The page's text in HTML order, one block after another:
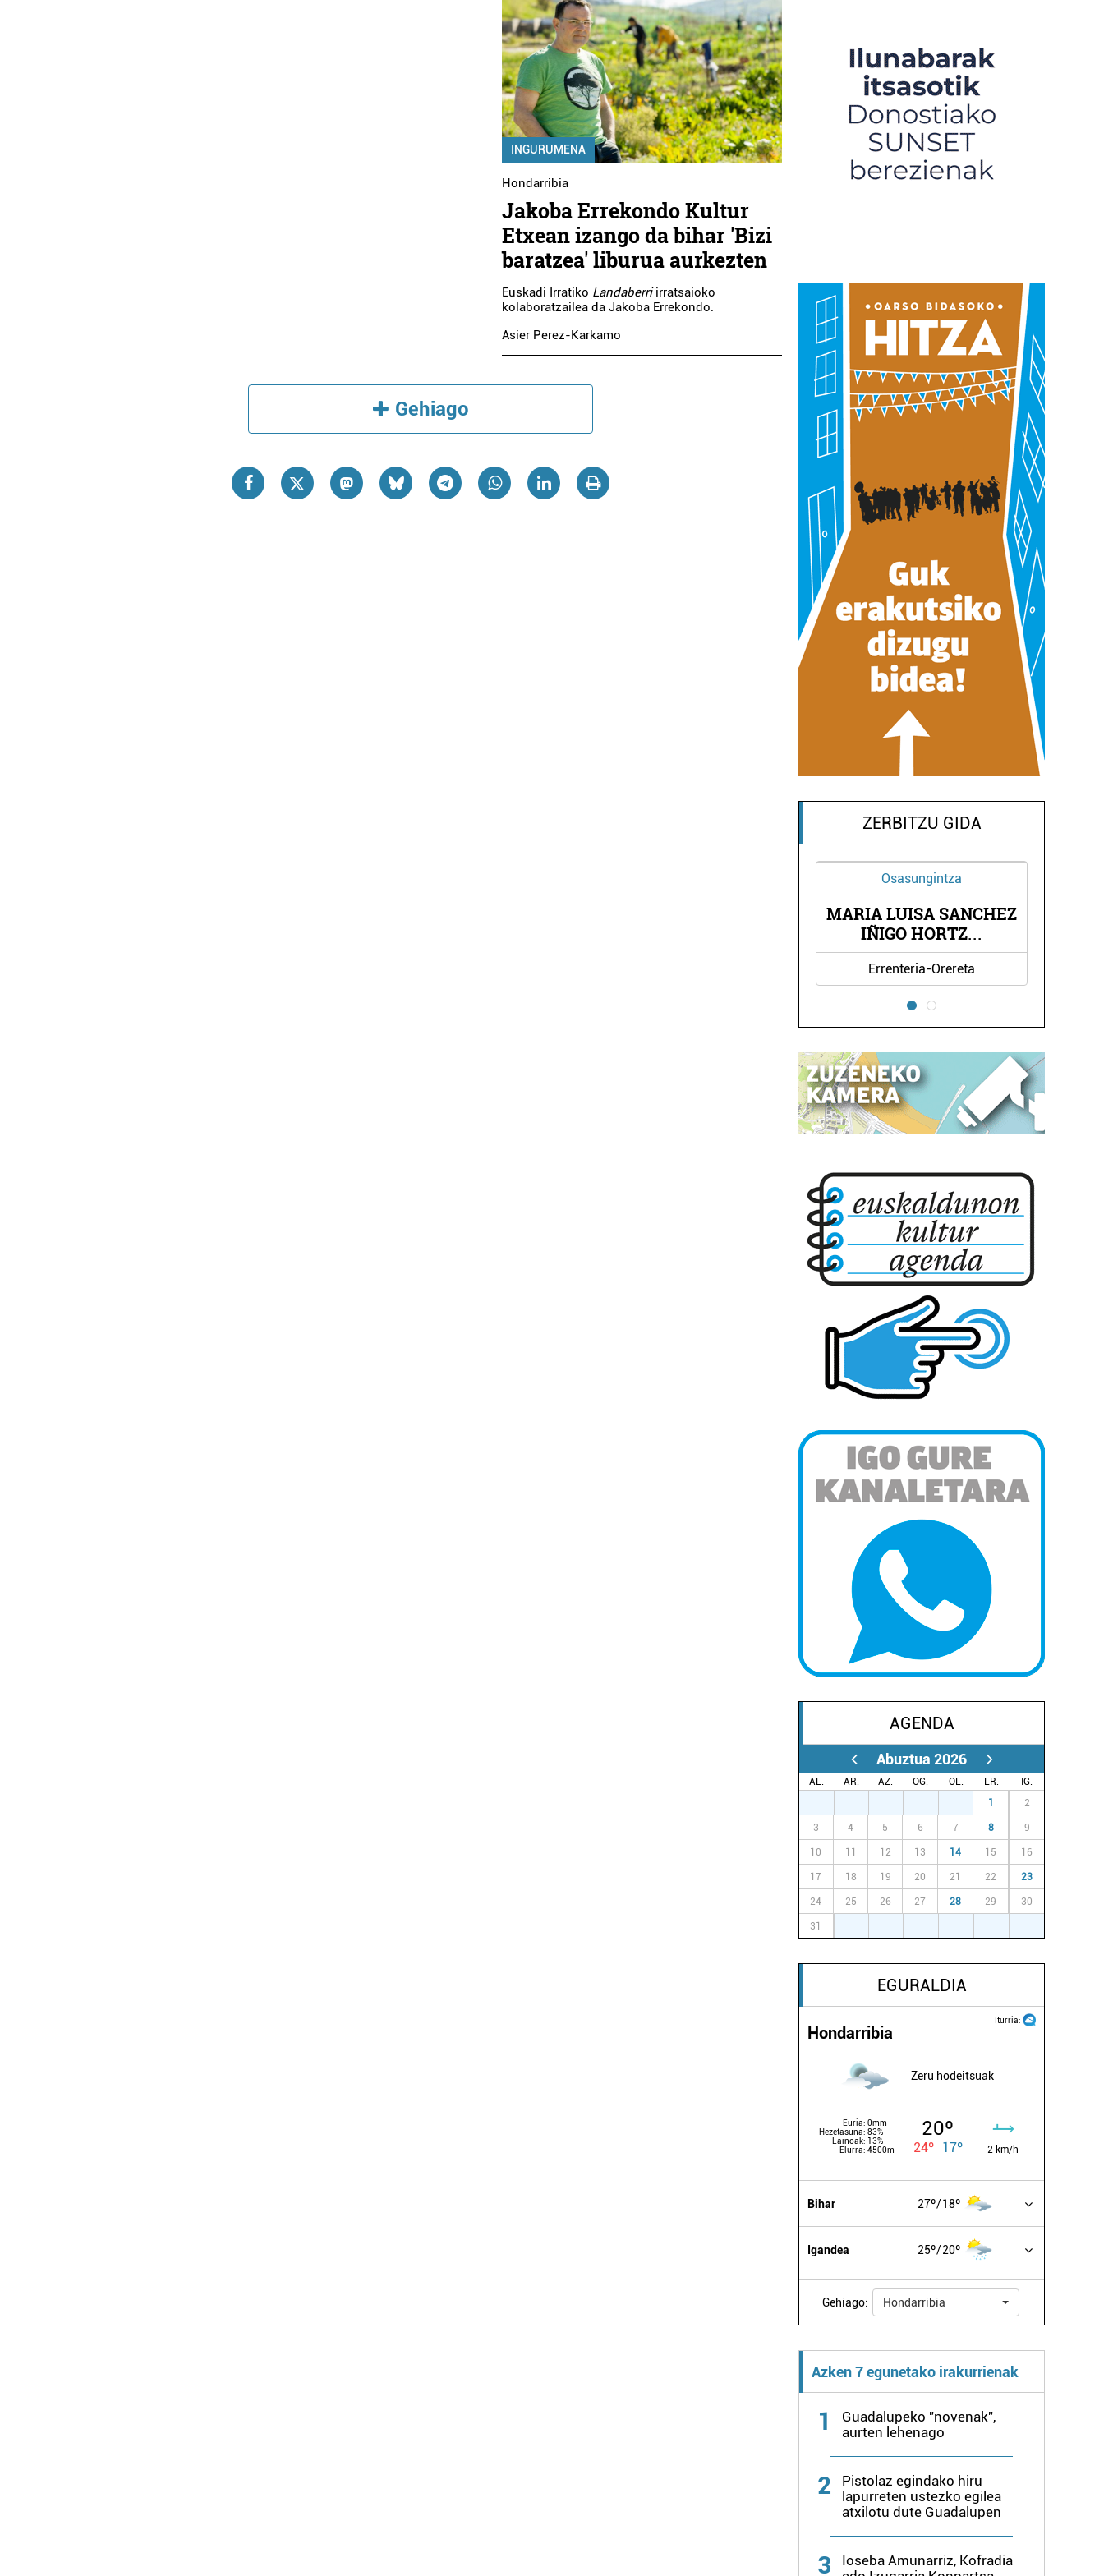
INGURUMENA
Hondarribia
Jakoba Errekondo Kultur
Etxean izango da bihar 'Bizi
baratzea' liburua aurkezten
Euskadi Irratiko Landaberriirratsaioko
kolaboratzailea da Jakoba Errekondo.
Asier Perez-Karkamo
Gehiago
ZERBITZU GIDA
Osasungintza
MARIA LUISA SANCHEZ
IÑIGO HORTZ...
Errenteria-Orereta
AGENDA
Abuztua 2026
AL. AR. AZ. OG. OL. LR.
IG.
1 2
3 4 5 6 7 8 9
10 11 12 13 14 15 16
17 18 19 20 21 22 23
24 25 26 27 28 29 30
31
EGURALDIA
Iturria:
Hondarribia
Zeru hodeitsuak
Euria: 0mm
Hezetasuna: 83%
Lainoak: 13%
Elurra: 4500m
20º
24º 17º 2 km/h
Bihar 27º 18º
Igandea 25º 20º
Gehiago: Hondarribia
Azken 7 egunetako irakurrienak
1
Guadalupeko "novenak",
aurten lehenago
2
Pistolaz egindako hiru
lapurreten ustezko egilea
atxilotu dute Guadalupen
3
Ioseba Amunarriz, Kofradia